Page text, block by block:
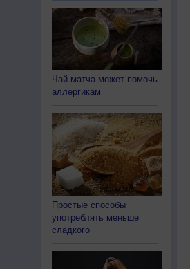
Чай матча может помочь
аллергикам
Простые способы
употреблять меньше
сладкого